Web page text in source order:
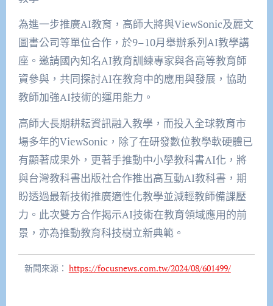
為進一步推廣AI教育，高師大將與ViewSonic及麗文
圖書公司等單位合作，於9–10月舉辦系列AI教學講
座。 邀請國內知名AI教育訓練專家與各高等教育師
資參與，共同探討AI在教育中的應用與發展，協助
教師加強AI技術的運用能力。
高師大長期耕耘資訊融入教學，而投入全球教育市
場多年的ViewSonic ，除了在研發數位教學軟硬體已
有顯著成果外，更著手推動中小學教科書AI化，將
與台灣教科書出版社合作推出高互動AI教科書，期
盼透過最新技術推廣適性化教學並減輕教師備課壓
力 。此次雙方合作揭示AI技術在教育領域應用的前
景，亦為推動教育科技樹立新典範。
新聞來源： https://focusnews.com.tw/2024/08/601499/